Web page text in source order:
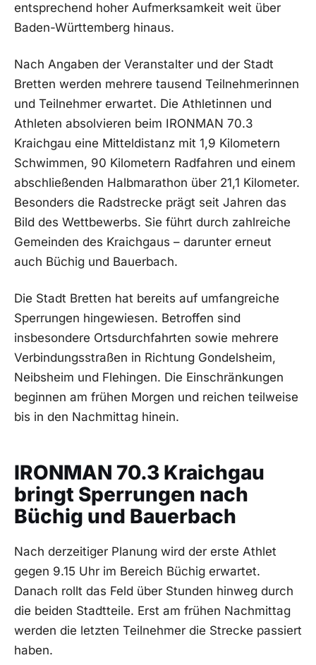
entsprechend hoher Aufmerksamkeit weit über
Baden-Württemberg hinaus.
Nach Angaben der Veranstalter und der Stadt
Bretten werden mehrere tausend Teilnehmerinnen
und Teilnehmer erwartet. Die Athletinnen und
Athleten absolvieren beim IRONMAN 70.3
Kraichgau eine Mitteldistanz mit 1,9 Kilometern
Schwimmen, 90 Kilometern Radfahren und einem
abschließenden Halbmarathon über 21,1 Kilometer.
Besonders die Radstrecke prägt seit Jahren das
Bild des Wettbewerbs. Sie führt durch zahlreiche
Gemeinden des Kraichgaus – darunter erneut
auch Büchig und Bauerbach.
Die Stadt Bretten hat bereits auf umfangreiche
Sperrungen hingewiesen. Betroffen sind
insbesondere Ortsdurchfahrten sowie mehrere
Verbindungsstraßen in Richtung Gondelsheim,
Neibsheim und Flehingen. Die Einschränkungen
beginnen am frühen Morgen und reichen teilweise
bis in den Nachmittag hinein.
IRONMAN 70.3 Kraichgau
bringt Sperrungen nach
Büchig und Bauerbach
Nach derzeitiger Planung wird der erste Athlet
gegen 9.15 Uhr im Bereich Büchig erwartet.
Danach rollt das Feld über Stunden hinweg durch
die beiden Stadtteile. Erst am frühen Nachmittag
werden die letzten Teilnehmer die Strecke passiert
haben.